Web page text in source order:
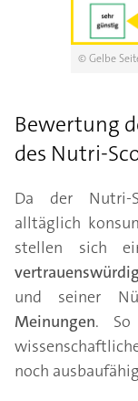
© Gelbe
Bewertung
des Nutri-
Da der Nutri-
alltäglich
stellen sich
vertrauenswürdig
und seiner
Meinungen. So
noch